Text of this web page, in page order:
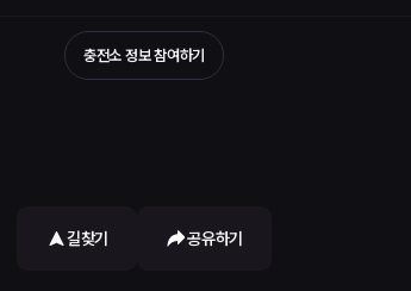
충전소 정보 참여하기
길찾기 공유하기